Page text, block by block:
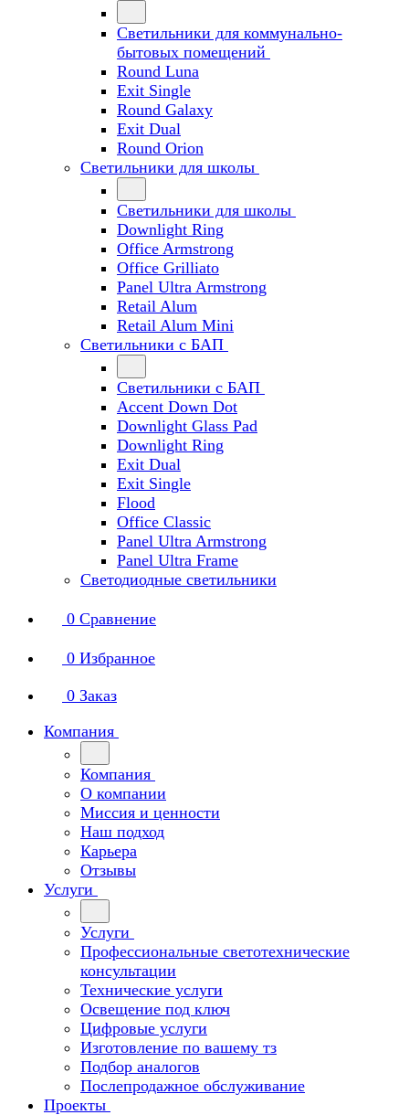
Светильники для коммунально-
бытовых помещений
Round Luna
Exit Single
Round Galaxy
Exit Dual
Round Orion
Светильники для школы
Светильники для школы
Downlight Ring
Office Armstrong
Office Grilliato
Panel Ultra Armstrong
Retail Alum
Retail Alum Mini
Светильники с БАП
Светильники с БАП
Accent Down Dot
Downlight Glass Pad
Downlight Ring
Exit Dual
Exit Single
Flood
Office Classic
Panel Ultra Armstrong
Panel Ultra Frame
Светодиодные светильники
0 Сравнение
0 Избранное
0 Заказ
Компания
Компания
О компании
Миссия и ценности
Наш подход
Карьера
Отзывы
Услуги
Услуги
Профессиональные светотехнические
консультации
Технические услуги
Освещение под ключ
Цифровые услуги
Изготовление по вашему тз
Подбор аналогов
Послепродажное обслуживание
Проекты